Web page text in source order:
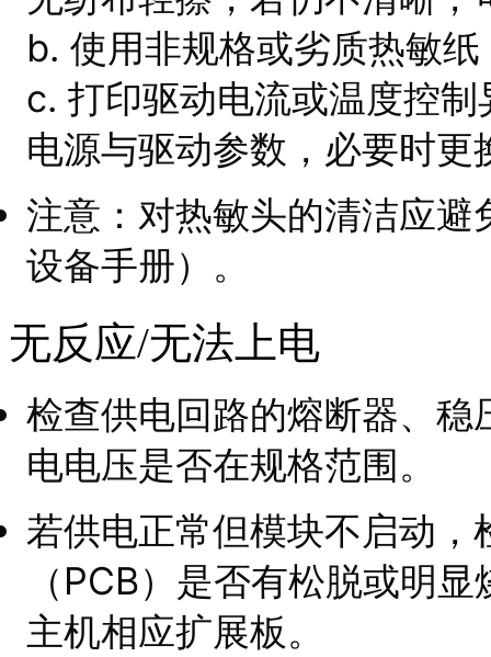
b. 使用非规格或劣质热敏
c. 打印驱动电流或温度控
电源与驱动参数，必要时
注意：对热敏头的清洁应
设备手册）。
无反应/无法上电
检查供电回路的熔断器、
电电压是否在规格范围。
若供电正常但模块不启动
（PCB）是否有松脱或明
主机相应扩展板。